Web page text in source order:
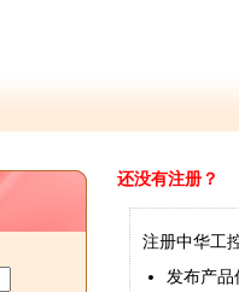
还没有注册？
注册中华工
发布产品